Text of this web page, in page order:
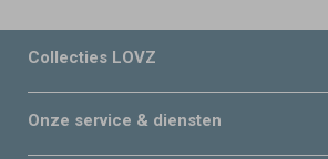
Collecties LOVZ
Onze service & diensten